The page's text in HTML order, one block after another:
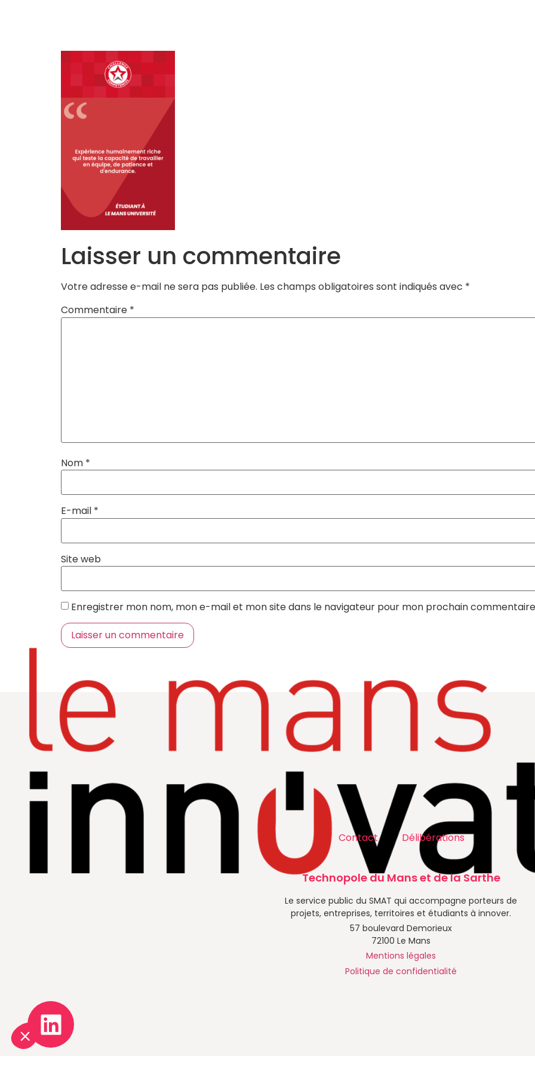
Laisser un commentaire
Votre adresse e-mail ne sera pas publiée. Les champs obligatoires sont indiqués avec *
Commentaire *
Nom *
E-mail *
Site web
Enregistrer mon nom, mon e-mail et mon site dans le navigateur pour mon prochain
Contact Délibérations
Technopole du Mans et de la Sarthe
Le service public du SMAT qui accompagne porteurs de
projets, entreprises, territoires et étudiants à innover.
57 boulevard Demorieux
72100 Le Mans
Mentions légales
Politique de confidentialité